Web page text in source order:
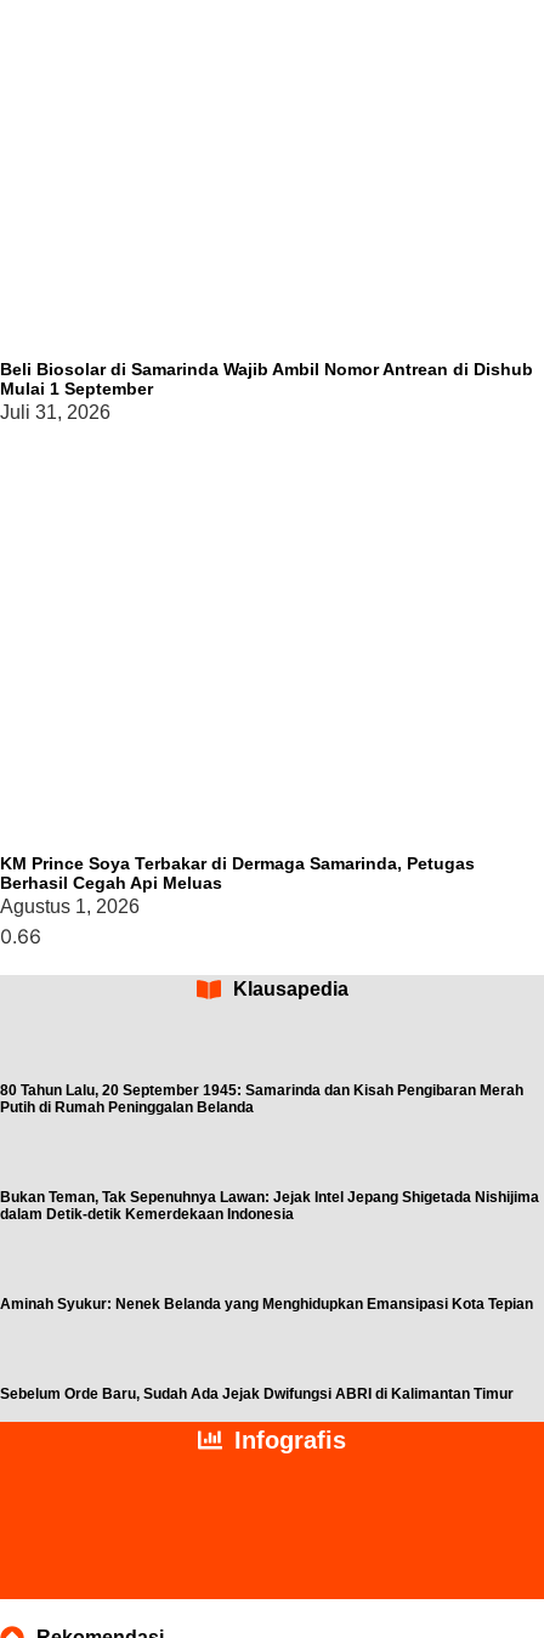
Beli Biosolar di Samarinda Wajib Ambil Nomor Antrean di Dishub
Mulai 1 September
Juli 31, 2026
KM Prince Soya Terbakar di Dermaga Samarinda, Petugas
Berhasil Cegah Api Meluas
Agustus 1, 2026
Klausapedia
80 Tahun Lalu, 20 September 1945: Samarinda dan Kisah Pengibaran Merah
Putih di Rumah Peninggalan Belanda
Bukan Teman, Tak Sepenuhnya Lawan: Jejak Intel Jepang Shigetada Nishijima
dalam Detik-detik Kemerdekaan Indonesia
Aminah Syukur: Nenek Belanda yang Menghidupkan Emansipasi Kota Tepian
Sebelum Orde Baru, Sudah Ada Jejak Dwifungsi ABRI di Kalimantan Timur
Infografis